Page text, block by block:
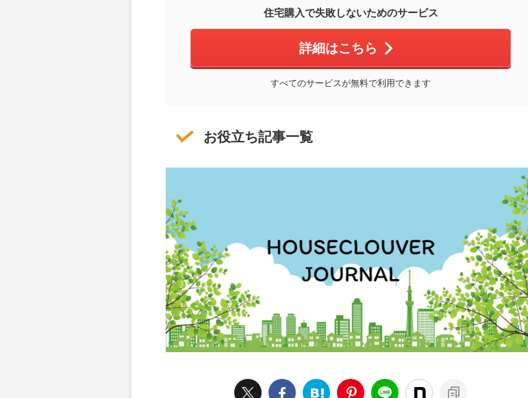
住宅購入で失敗しないためのサービス
詳細はこちら
すべてのサービスが無料で利用できます
お役立ち記事一覧